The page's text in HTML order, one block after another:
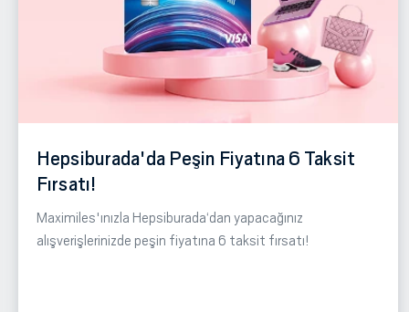
Hepsiburada'da Peşin Fiyatına 6 Taksit
Fırsatı!
Maximiles'ınızla Hepsiburada‘dan yapacağınız
alışverişlerinizde peşin fiyatına 6 taksit fırsatı!